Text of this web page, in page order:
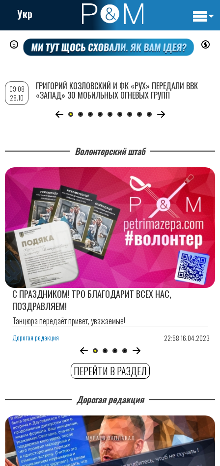
Перейти
содержанию
Укр
Волонтерский штаб
С ПРАЗДНИКОМ! ТРО БЛАГОДАРИТ ВСЕХ НАС,
ПОЗДРАВЛЯЕМ!
Танцюра передаёт привет, уважаемые!
Дорогая редакция 22:58 16.04.2023
ПЕРЕЙТИ В РАЗДЕЛ
Дорогая редакция
09:08
28.10
ГРИГОРИЙ КОЗЛОВСКИЙ И ФК «РУХ» ПЕРЕДАЛИ ВВК
«ЗАПАД» 30 МОБИЛЬНЫХ ОГНЕВЫХ ГРУПП